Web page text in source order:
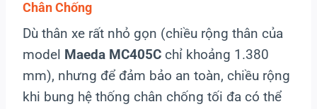
Chân Chống
Dù thân xe rất nhỏ gọn (chiều rộng thân của
model Maeda MC405C chỉ khoảng 1.380
mm), nhưng để đảm bảo an toàn, chiều rộng
khi bung hệ thống chân chống tối đa có thể